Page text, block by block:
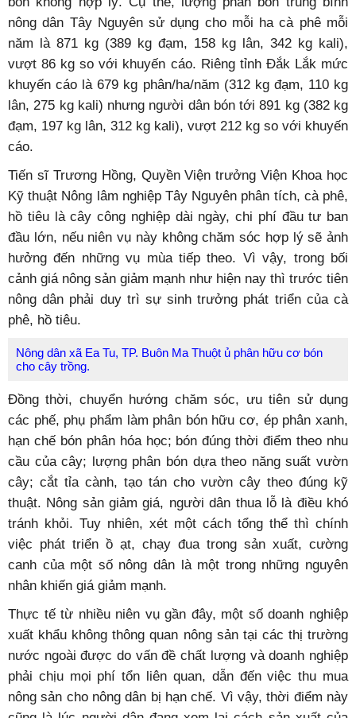
nông dân Tây Nguyên sử dụng cho mỗi ha cà phê mỗi
năm là 871 kg (389 kg đạm, 158 kg lân, 342 kg kali),
vượt 86 kg so với khuyến cáo. Riêng tỉnh Đắk Lắk mức
khuyến cáo là 679 kg phân/ha/năm (312 kg đạm, 110 kg
lân, 275 kg kali) nhưng người dân bón tới 891 kg (382 kg
đạm, 197 kg lân, 312 kg kali), vượt 212 kg so với khuyến
cáo.
Tiến sĩ Trương Hồng, Quyền Viện trưởng Viện Khoa học
Kỹ thuật Nông lâm nghiệp Tây Nguyên phân tích, cà phê,
hồ tiêu là cây công nghiệp dài ngày, chi phí đầu tư ban
đầu lớn, nếu niên vụ này không chăm sóc hợp lý sẽ ảnh
hưởng đến những vụ mùa tiếp theo. Vì vậy, trong bối
cảnh giá nông sản giảm mạnh như hiện nay thì trước tiên
nông dân phải duy trì sự sinh trưởng phát triển của cà
phê, hồ tiêu.
Nông dân xã Ea Tu, TP. Buôn Ma Thuột ủ phân hữu cơ bón
cho cây trồng.
Đồng thời, chuyển hướng chăm sóc, ưu tiên sử dụng
các phế, phụ phẩm làm phân bón hữu cơ, ép phân xanh,
hạn chế bón phân hóa học; bón đúng thời điểm theo nhu
cầu của cây; lượng phân bón dựa theo năng suất vườn
cây; cắt tỉa cành, tạo tán cho vườn cây theo đúng kỹ
thuật. Nông sản giảm giá, người dân thua lỗ là điều khó
tránh khỏi. Tuy nhiên, xét một cách tổng thể thì chính
việc phát triển ồ ạt, chạy đua trong sản xuất, cường
canh của một số nông dân là một trong những nguyên
nhân khiến giá giảm mạnh.
Thực tế từ nhiều niên vụ gần đây, một số doanh nghiệp
xuất khẩu không thông quan nông sản tại các thị trường
nước ngoài được do vấn đề chất lượng và doanh nghiệp
phải chịu mọi phí tổn liên quan, dẫn đến việc thu mua
nông sản cho nông dân bị hạn chế. Vì vậy, thời điểm này